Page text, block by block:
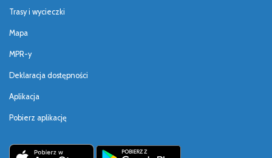
Trasy i wycieczki
Mapa
MPR-y
Deklaracja dostępności
Aplikacja
Pobierz aplikację